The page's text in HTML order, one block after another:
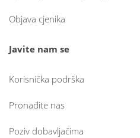
Objava cjenika
Javite nam se
Korisnička podrška
Pronađite nas
Poziv dobavljačima